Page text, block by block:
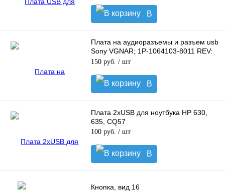
В
корзину
Плата на аудиоразъемы и разъем usb
Sony VGNAR; 1P-1064103-8011 REV:
1.1
150 руб. / шт
В
корзину
Плата 2xUSB для ноутбука HP 630,
635, CQ57
100 руб. / шт
В
корзину
Кнопка, вид 16